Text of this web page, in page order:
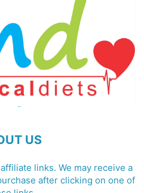
US
links. We may receive a
after clicking on one of